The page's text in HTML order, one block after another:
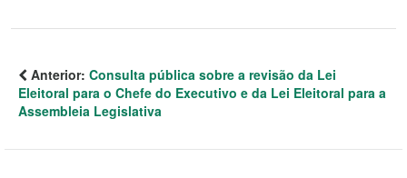
Anterior: Consulta pública sobre a revisão da Lei
Eleitoral para o Chefe do Executivo e da Lei Eleitoral para a
Assembleia Legislativa